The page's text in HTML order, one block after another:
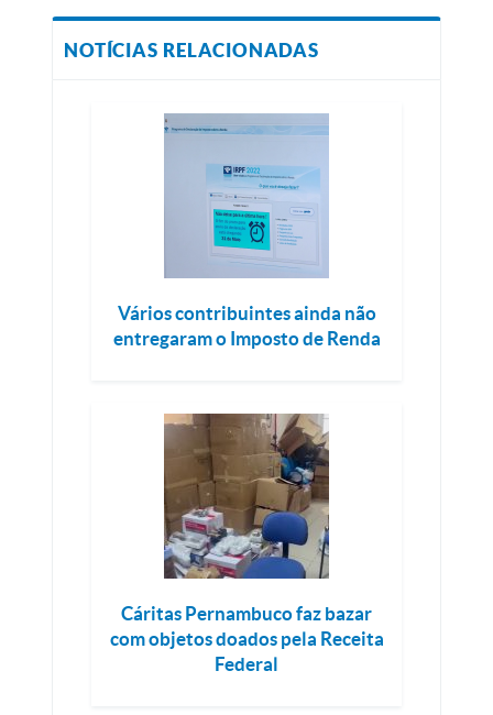
NOTÍCIAS RELACIONADAS
Vários contribuintes ainda não
entregaram o Imposto de Renda
Cáritas Pernambuco faz bazar
com objetos doados pela Receita
Federal